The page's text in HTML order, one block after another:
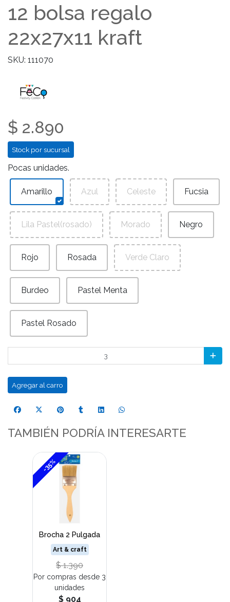
12 bolsa regalo
22x27x11 kraft
SKU: 111070
$ 2.890
Stock por sucursal
Pocas unidades.
Amarillo Azul Celeste Fucsia
Lila Pastel(rosado) Morado Negro
Rojo Rosada Verde Claro
Burdeo Pastel Menta
Pastel Rosado
Agregar al carro
TAMBIÉN PODRÍA INTERESARTE
-35%
Brocha 2 Pulgada
Art & craft
$ 1.390
Por compras desde 3
unidades
$ 904